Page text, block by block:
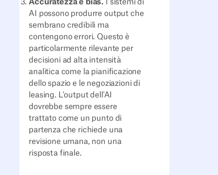
Accuratezza e bias.
I sistemi di
AI possono produrre output che
sembrano credibili ma
contengono errori. Questo è
particolarmente rilevante per
decisioni ad alta intensità
analitica come la pianificazione
dello spazio e le negoziazioni di
leasing. L'output dell'AI
dovrebbe sempre essere
trattato come un punto di
partenza che richiede una
revisione umana, non una
risposta finale.